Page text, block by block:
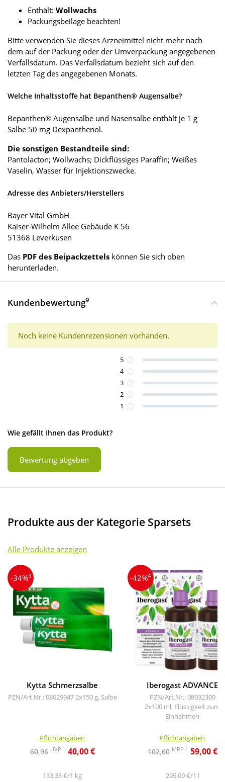
Enthält: Wollwachs
Packungsbeilage beachten!
Bitte verwenden Sie dieses Arzneimittel nicht mehr nach
dem auf der Packung oder der Umverpackung angegebenen
Verfallsdatum. Das Verfallsdatum bezieht sich auf den
letzten Tag des angegebenen Monats.
Welche Inhaltsstoffe hat Bepanthen® Augensalbe?
Bepanthen® Augensalbe und Nasensalbe enthält je 1 g
Salbe 50 mg Dexpanthenol.
Die sonstigen Bestandteile sind:
Pantolacton; Wollwachs; Dickflüssiges Paraffin; Weißes
Vaselin, Wasser für Injektionszwecke.
Adresse des Anbieters/Herstellers
Bayer Vital GmbH
Kaiser-Wilhelm Allee Gebäude K 56
51368 Leverkusen
Das PDF des Beipackzettels können Sie sich oben
herunterladen.
Kundenbewertung9
Noch keine Kundenrezensionen vorhanden.
5
4
3
2
1
Wie gefällt Ihnen das Produkt?
Bewertung abgeben
Produkte aus der Kategorie Sparsets
Alle Produkte anzeigen
-34%3
Kytta Schmerzsalbe
PZN/Art.Nr.: 08029947 2x150 g, Salbe
Pflichtangaben
60,96 UVP 1 40,00 €
133,33 €/1 kg
-42%4
Iberogast ADVANCE
PZN/Art.Nr.: 08032309
2x100 ml, Flüssigkeit zum
Einnehmen
Pflichtangaben
102,60 MRP 2 59,00 €
295,00 €/1 l